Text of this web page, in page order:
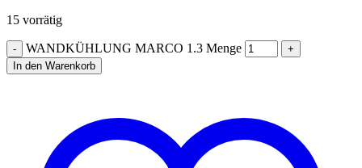
15 vorrätig
WANDKÜHLUNG MARCO 1.3 Menge
In den Warenkorb